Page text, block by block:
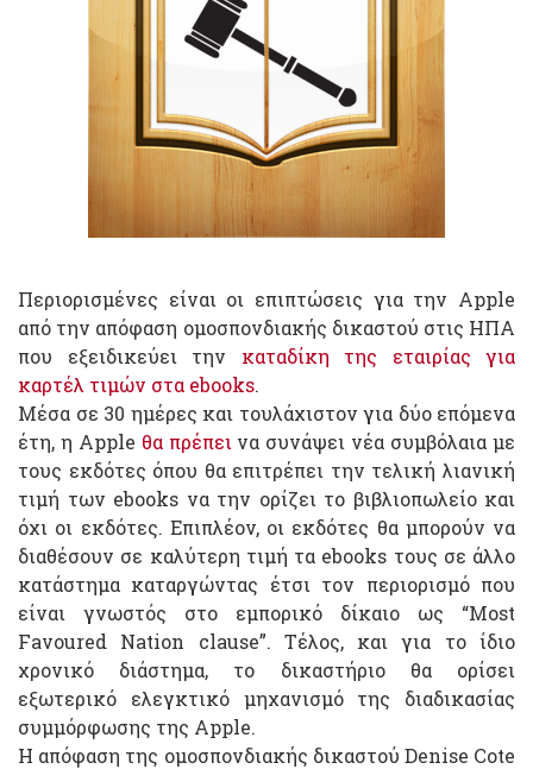
Περιορισμένες είναι οι επιπτώσεις για την Apple
από την απόφαση ομοσπονδιακής δικαστού στις ΗΠΑ
που εξειδικεύει την καταδίκη της εταιρίας για
καρτέλ τιμών στα ebooks.
Μέσα σε 30 ημέρες και τουλάχιστον για δύο επόμενα
έτη, η Apple θα πρέπει να συνάψει νέα συμβόλαια με
τους εκδότες όπου θα επιτρέπει την τελική λιανική
τιμή των ebooks να την ορίζει το βιβλιοπωλείο και
όχι οι εκδότες. Επιπλέον, οι εκδότες θα μπορούν να
διαθέσουν σε καλύτερη τιμή τα ebooks τους σε άλλο
κατάστημα καταργώντας έτσι τον περιορισμό που
είναι γνωστός στο εμπορικό δίκαιο ως “Most
Favoured Nation clause”. Τέλος, και για το ίδιο
χρονικό διάστημα, το δικαστήριο θα ορίσει
εξωτερικό ελεγκτικό μηχανισμό της διαδικασίας
συμμόρφωσης της Apple.
Η απόφαση της ομοσπονδιακής δικαστού Denise Cote